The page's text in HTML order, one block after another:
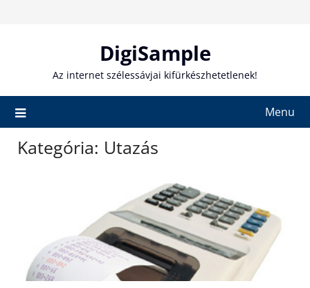
DigiSample
Az internet szélessávjai kifürkészhetetlenek!
Menu
Kategória: Utazás